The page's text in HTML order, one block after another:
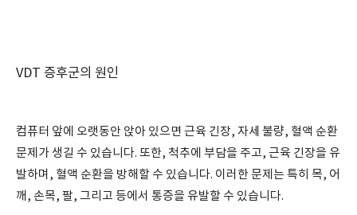
VDT 증후군의 원인
컴퓨터 앞에 오랫동안 앉아 있으면 근육 긴장, 자세 불량, 혈액 순환
문제가 생길 수 있습니다. 또한, 척추에 부담을 주고, 근육 긴장을 유
발하며, 혈액 순환을 방해할 수 있습니다. 이러한 문제는 특히 목, 어
깨, 손목, 팔, 그리고 등에서 통증을 유발할 수 있습니다.